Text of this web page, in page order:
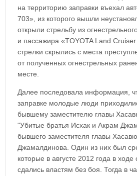
на территорию заправки въехал
703», из которого вышли
открыли стрельбу из
и пассажира «TOYOTA Land
стрелки скрылись с места
от полученных огнестрельных
месте.
Далее последовала информация,
заправке молодые люди
бывшему заместителю главы
"Убитые братья Исхак и Акрам
бывшего заместителя главы
Джамалдинова. Один из них был
которые в августе 2012 года в
сдались властям без боя. Тогда в